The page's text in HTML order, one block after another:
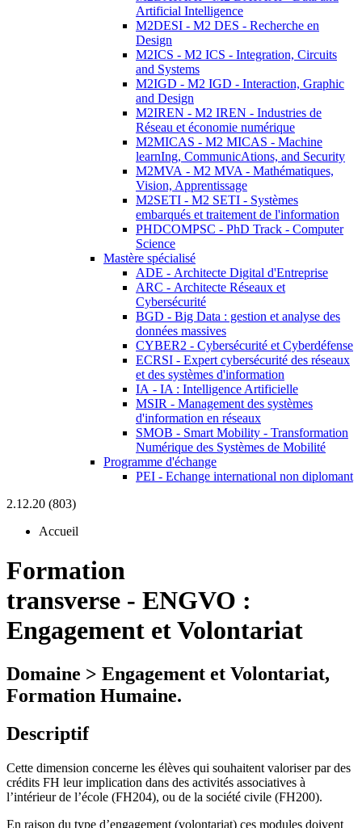
Artificial Intelligence
M2DESI - M2 DES - Recherche en
Design
M2ICS - M2 ICS - Integration, Circuits
and Systems
M2IGD - M2 IGD - Interaction, Graphic
and Design
M2IREN - M2 IREN - Industries de
Réseau et économie numérique
M2MICAS - M2 MICAS - Machine
learnIng, CommunicAtions, and Security
M2MVA - M2 MVA - Mathématiques,
Vision, Apprentissage
M2SETI - M2 SETI - Systèmes
embarqués et traitement de l'information
PHDCOMPSC - PhD Track - Computer
Science
Mastère spécialisé
ADE - Architecte Digital d'Entreprise
ARC - Architecte Réseaux et
Cybersécurité
BGD - Big Data : gestion et analyse des
données massives
CYBER2 - Cybersécurité et Cyberdéfense
ECRSI - Expert cybersécurité des réseaux
et des systèmes d'information
IA - IA : Intelligence Artificielle
MSIR - Management des systèmes
d'information en réseaux
SMOB - Smart Mobility - Transformation
Numérique des Systèmes de Mobilité
Programme d'échange
PEI - Echange international non diplomant
2.12.20 (803)
Accueil
Formation
transverse - ENGVO :
Engagement et Volontariat
Domaine > Engagement et Volontariat,
Formation Humaine.
Descriptif
Cette dimension concerne les élèves qui souhaitent valoriser par des
crédits FH leur implication dans des activités associatives à
l’intérieur de l’école (FH204), ou de la société civile (FH200).
En raison du type d’engagement (volontariat) ces modules doivent